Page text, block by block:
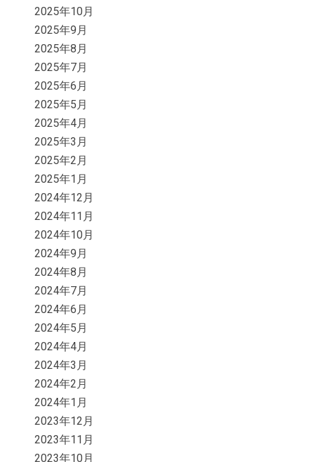
2025年10月
2025年9月
2025年8月
2025年7月
2025年6月
2025年5月
2025年4月
2025年3月
2025年2月
2025年1月
2024年12月
2024年11月
2024年10月
2024年9月
2024年8月
2024年7月
2024年6月
2024年5月
2024年4月
2024年3月
2024年2月
2024年1月
2023年12月
2023年11月
2023年10月